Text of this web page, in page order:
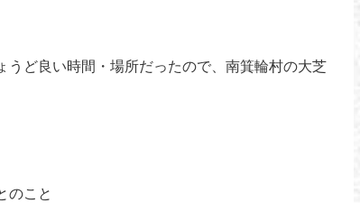
ど良い時間・場所だったので、南箕輪村の大芝
のこと